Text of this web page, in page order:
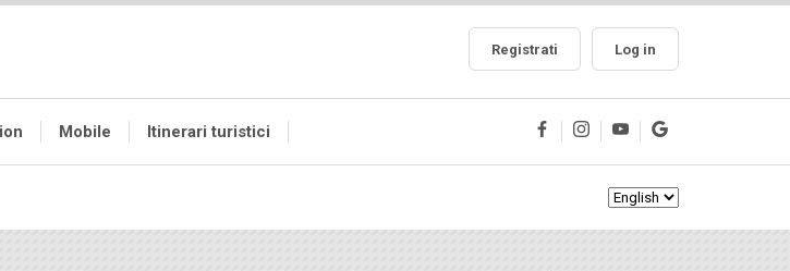
Registrati Log in
Mobile Itinerari turistici